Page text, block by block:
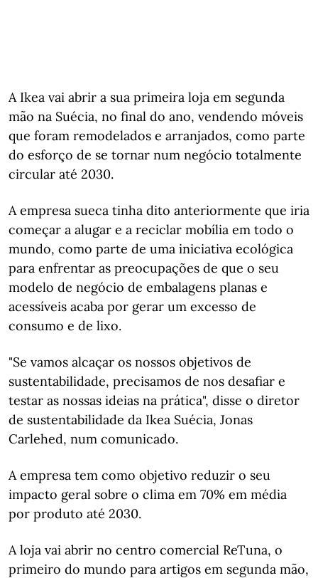
A Ikea vai abrir a sua primeira loja em segunda
mão na Suécia, no final do ano, vendendo móveis
que foram remodelados e arranjados, como parte
do esforço de se tornar num negócio totalmente
circular até 2030.
A empresa sueca tinha dito anteriormente que iria
começar a alugar e a reciclar mobília em todo o
mundo, como parte de uma iniciativa ecológica
para enfrentar as preocupações de que o seu
modelo de negócio de embalagens planas e
acessíveis acaba por gerar um excesso de
consumo e de lixo.
"Se vamos alcaçar os nossos objetivos de
sustentabilidade, precisamos de nos desafiar e
testar as nossas ideias na prática", disse o diretor
de sustentabilidade da Ikea Suécia, Jonas
Carlehed, num comunicado.
A empresa tem como objetivo reduzir o seu
impacto geral sobre o clima em 70% em média
por produto até 2030.
A loja vai abrir no centro comercial ReTuna, o
primeiro do mundo para artigos em segunda mão,